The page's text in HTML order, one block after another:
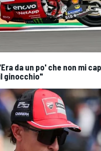
da un po' che non mi
ginocchio"